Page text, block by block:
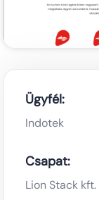
Ügyfél:
Indotek
Csapat:
Lion Stack kft.